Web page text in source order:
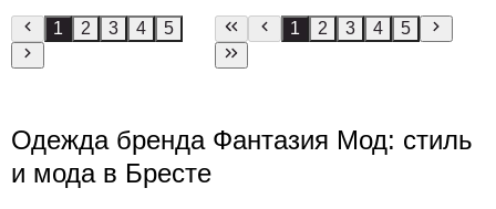
1 2 3 4 5 1 2 3 4 5
Одежда бренда Фантазия Мод: стиль
и мода в Бресте